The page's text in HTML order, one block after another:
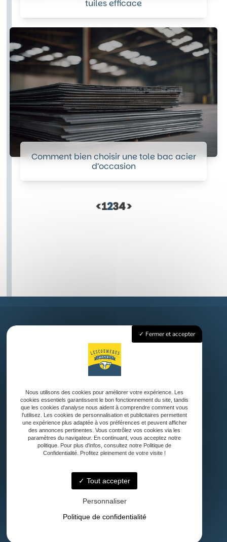
tuiles efficace
Comment bien choisir une tole bac acier
d’occasion
<1234>
Accueil
Charpente Traditionnelle
Couverture
Ossature bois et Bardage
Aménagement Extérieur
Nos réalisations
Contact
Fermer et accepter
Nous utilisons des cookies pour améliorer votre expérience. Les
cookies essentiels garantissent le bon fonctionnement du site, tandis
que les cookies d'analyse nous aident à comprendre comment vous
l'utilisez. Les cookies de personnalisation et publicitaires permettent
une expérience plus adaptée à vos préférences et peuvent afficher
des annonces pertinentes. Vous contrôlez vos cookies via les
paramètres du navigateur. En continuant, vous acceptez notre
politique. Pour plus d'infos, consultez notre Politique de
Confidentialité. Profitez pleinement de votre visite !
Tout accepter
Personnaliser
Politique de confidentialité